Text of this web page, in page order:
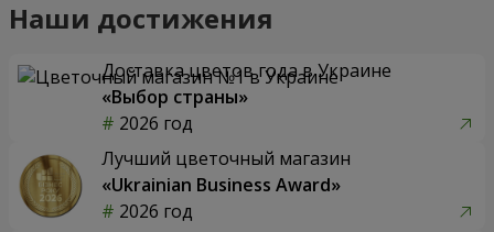
Наши достижения
Доставка цветов года в Украине
«Выбор страны»
2026 год
Лучший цветочный магазин
«Ukrainian Business Award»
2026 год